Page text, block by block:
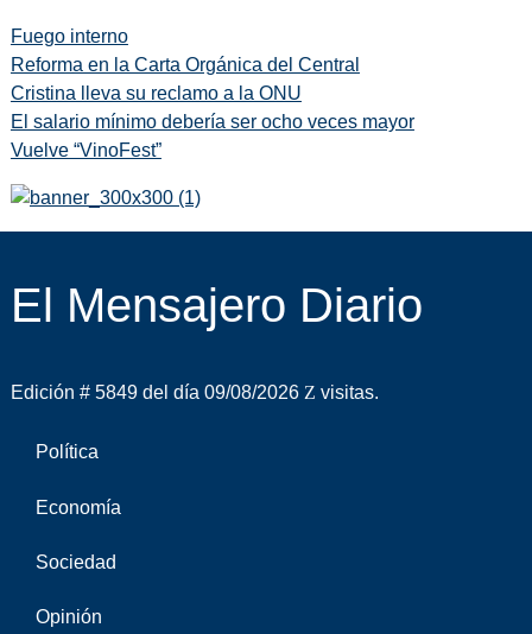
Fuego interno
Reforma en la Carta Orgánica del Central
Cristina lleva su reclamo a la ONU
El salario mínimo debería ser ocho veces mayor
Vuelve “VinoFest”
El Mensajero Diario
Edición # 5849 del día 09/08/2026 visitas.
Política
Economía
Sociedad
Opinión